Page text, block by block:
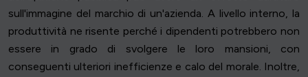
sull'immagine del marchio di un'azienda. A livello interno, la
produttività ne risente perché i dipendenti potrebbero non
essere in grado di svolgere le loro mansioni, con
conseguenti ulteriori inefficienze e calo del morale. Inoltre,